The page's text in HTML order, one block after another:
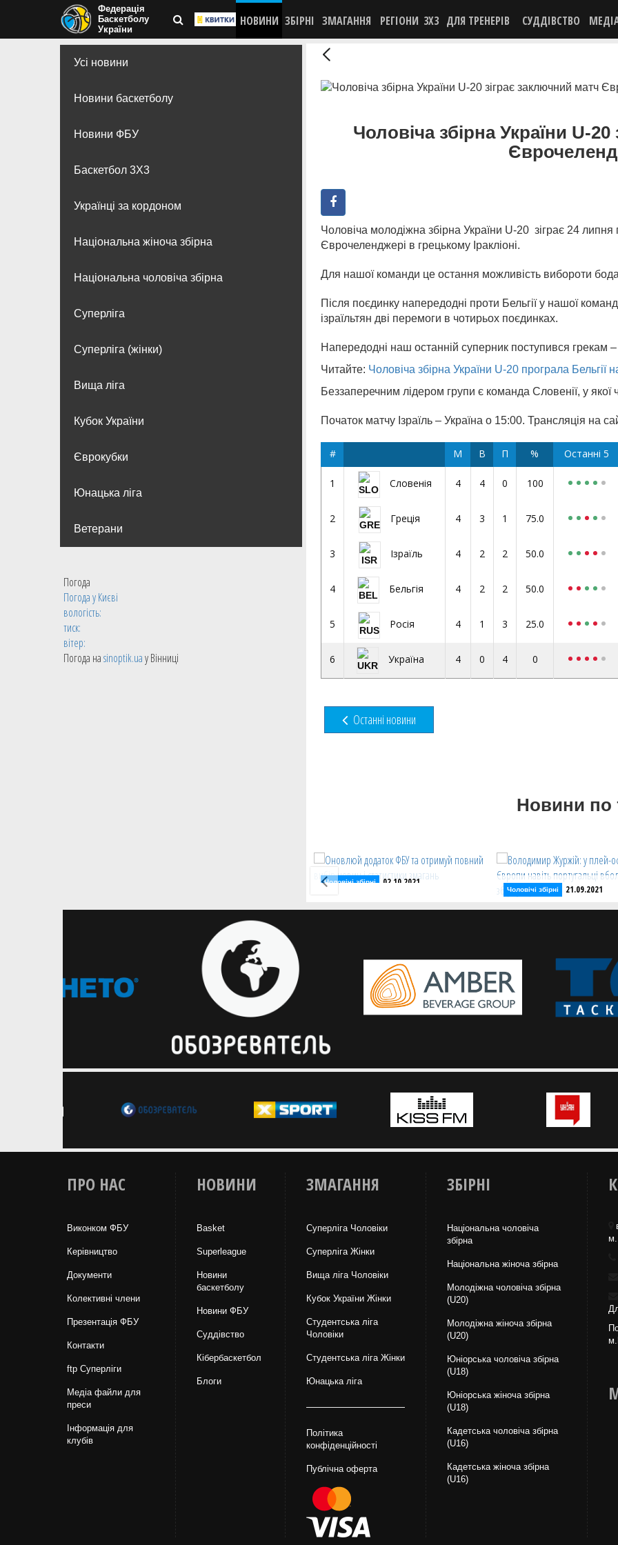
Федерація
Баскетболу
України
НОВИНИ ЗБІРНІ ЗМАГАННЯ РЕГІОНИ 3X3 ДЛЯ ТРЕНЕРІВ СУДДІВСТВО
Усі новини
Новини баскетболу
Новини ФБУ
Баскетбол 3Х3
Українці за кордоном
Національна жіноча збірна
Національна чоловіча збірна
Суперліга
Суперліга (жінки)
Вища лiга
Кубок України
Єврокубки
Юнацька ліга
Ветерани
Погода
Погода уКиєві
вологість:
тиск:
вітер:
Погода наsinoptik.uaу Вінниці
Чоловіча збірна України U-
Чоловіча молодіжна збірна України U-20 зіграє 24 липня
Єврочеленджері в грецькому Іракліоні.
Для нашої команди це остання можливість вибороти
Після поєдинку напередодні проти Бельгії у нашої
ізраїльтян дві перемоги в чотирьох поєдинках.
Напередодні наш останній суперник поступився грекам
Читайте: Чоловіча збірна України U-20 програла Бельгії
Беззаперечним лідером групи є команда Словенії, у
Початок матчу Ізраїль – Україна о 15:00. Трансляція на
# М В П % Останні 5
1 Словенія 4 4 0 100
2 Греція 4 3 1 75.0
3 Ізраїль 4 2 2 50.0
4 Бельгія 4 2 2 50.0
5 Росія 4 1 3 25.0
6 Україна 4 0 4 0
Останні новини
Новини по
Михайлюк та Лень допомогли
своїм клубам перемогти в
передсезонних матчах НБА
Українці результативно розпочали
підготовку до старту сезону НБА
Чоловічі збірні 02.10.2021
отримуй повний вибір новин і
iPhone та Android
Чоловічі збірні 21.09.2021
Володимир Журжій: у
Тренер чоловічої збірної
17 прокоментував
на чемпіонаті Європи з
3х3
ПРО НАС
Виконком ФБУ
Керівництво
Документи
Колективні члени
Презентація ФБУ
Контакти
ftp Суперліги
Медіа файли для
преси
Інформація для
клубів
НОВИНИ
Basket
Superleague
Новини
баскетболу
Новини ФБУ
Суддівство
Кібербаскетбол
Блоги
ЗМАГАННЯ
Суперліга Чоловіки
Суперліга Жінки
Вища лiга Чоловіки
Кубок України Жінки
Студентська ліга
Чоловiки
Студентська ліга Жінки
Юнацька ліга
Політика
конфіденційності
Публічна оферта
ЗБІРНІ
Національна чоловіча
збірна
Національна жiноча збірна
Молодіжна чоловіча збірна
(U20)
Молодіжна жіноча збірна
(U20)
Юніорська чоловіча збірна
(U18)
Юніорська жіноча збірна
(U18)
Кадетська чоловіча збірна
(U16)
Кадетська жіноча збірна
(U16)
м.